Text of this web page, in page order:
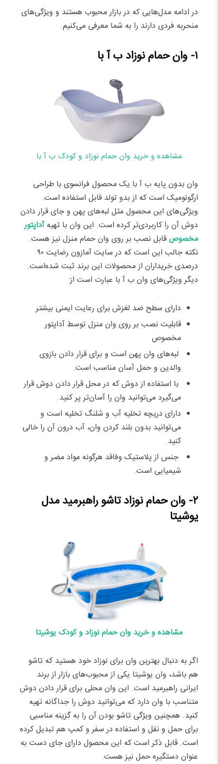
در ادامه مدل‌هایی که در بازار محبوب هستند و ویژگی‌های
منحربه فردی دارند را به شما معرفی می‌کنیم.
۱- وان حمام نوزاد ب آ با
مشاهده و خرید وان حمام نوزاد و کودک ب آ با
وان بدون پایه ب آ با یک محصول فرانسوی با طراحی
ارگونومیک است که از بدو تولد قابل استفاده است.
ویژگی‌های این محصول مثل لبه‌های پهن و جای قرار دادن
دوش آن را کاربردی‌تر کرده است. این وان با تهیهآداپتور
مخصوصقابل نصب بر روی وان حمام منزل نیز هست.
نکته جالب این است که در سایت آمازون رضایت ۹۰
درصدی خریداران از محصولات این برند ثبت شده‌است.
دیگر ویژگی‌های وان ب آ با عبارت است از:
دارای سطح ضد لغزش برای رعایت ایمنی بیشتر
قابلیت نصب بر روی وان منزل توسط آداپتور
مخصوص
لبه‌های وان پهن است و برای قرار دادن بازوی
والدین و حمل آسان مناسب است.
با استفاده از دوش که در محل قرار دادن دوش قرار
می‌گیرد می‌توانید وان را آسان‌تر پر کنید.
دارای دریچه تخلیه آب و شلنگ تخلیه است و
می‌توانید بدون بلند کردن وان، آب درون آن را خالی
کنید.
جنس از پلاستیک وفاقد هرگونه مواد مضر و
شیمیایی است.
۲- وان حمام نوزاد تاشو راهبرمید مدل
یوشیتا
مشاهده و خرید وان حمام نوزاد و کودک یوشیتا
اگر به دنبال بهترین وان برای نوزاد خود هستید که تاشو
هم باشد، وان یوشیتا یکی از محبوب‌های بازار از برند
ایرانی راهبرمید است. این وان محلی برای قرار دادن دوش
متناسب با وان دارد که می‌توانید دوش را جداگانه تهیه
کنید. همچنین ویژگی‌ تاشو بودن آن را به گزینه مناسبی
برای حمل و نقل و استفاده در سفر و کمپ هم تبدیل کرده
است. قابل ذکر است که این محصول دارای جای دست به
عنوان دستگیره حمل نیز هست.